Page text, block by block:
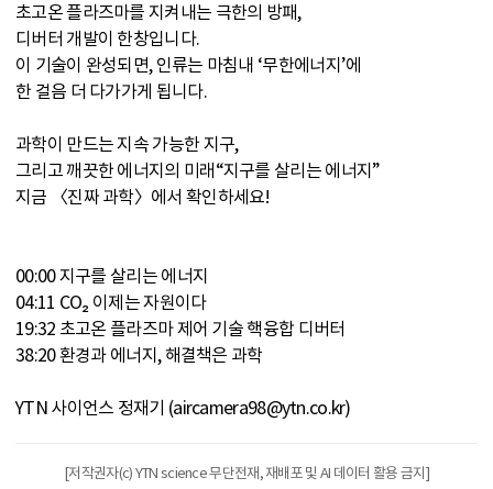
초고온 플라즈마를 지켜내는 극한의 방패,
디버터 개발이 한창입니다.
이 기술이 완성되면, 인류는 마침내 ‘무한에너지’에
한 걸음 더 다가가게 됩니다.
과학이 만드는 지속 가능한 지구,
그리고 깨끗한 에너지의 미래“지구를 살리는 에너지”
지금 〈진짜 과학〉에서 확인하세요!
00:00 지구를 살리는 에너지
04:11 CO₂ 이제는 자원이다
19:32 초고온 플라즈마 제어 기술 핵융합 디버터
38:20 환경과 에너지, 해결책은 과학
YTN 사이언스 정재기 (aircamera98@ytn.co.kr)
[저작권자(c) YTN science 무단전재, 재배포 및 AI 데이터 활용 금지]